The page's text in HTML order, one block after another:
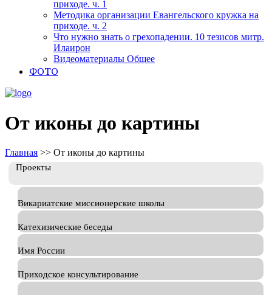
приходе. ч. 1
Методика организации Евангельского кружка на
приходе. ч. 2
Что нужно знать о грехопадении. 10 тезисов митр.
Илаирон
Видеоматериалы Общее
ФОТО
От иконы до картины
Главная >> От иконы до картины
Проекты
Викариатские миссионерские школы
Катехизические беседы
Имя России
Приходское консультирование